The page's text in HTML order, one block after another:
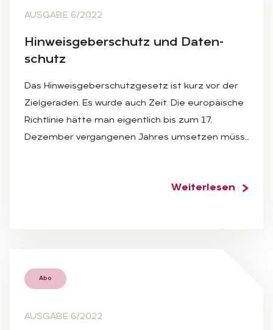
AUSGABE 6/2022
Hin­weis­ge­ber­schutz und Da­ten­
schutz
Das Hinweisgeberschutzgesetz ist kurz vor der
Zielgeraden. Es wurde auch Zeit. Die europäische
Richtlinie hätte man eigentlich bis zum 17.
Dezember vergangenen Jahres umsetzen müss…
Weiterlesen
Abo
AUSGABE 6/2022